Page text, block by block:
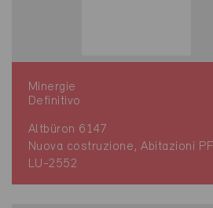
Minergie
Definitivo
Altbüron 6147
Nuova costruzione, Abitazioni PF
LU-2552